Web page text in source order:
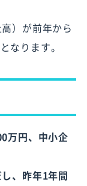
）が前年から
なります。
万円、中小企
、昨年1年間